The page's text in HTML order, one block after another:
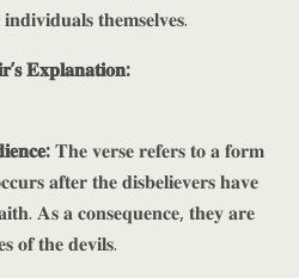
𝐭𝐡𝐞𝐦𝐬𝐞𝐥𝐯𝐞𝐬.
𝐄𝐱𝐩𝐥𝐚𝐧𝐚𝐭𝐢𝐨𝐧:
𝐓𝐡𝐞 𝐯𝐞𝐫𝐬𝐞 𝐫𝐞𝐟𝐞𝐫𝐬 𝐭𝐨 𝐚 𝐟𝐨𝐫𝐦
𝐚𝐟𝐭𝐞𝐫 𝐭𝐡𝐞 𝐝𝐢𝐬𝐛𝐞𝐥𝐢𝐞𝐯𝐞𝐫𝐬 𝐡𝐚𝐯𝐞
𝐀𝐬 𝐚 𝐜𝐨𝐧𝐬𝐞𝐪𝐮𝐞𝐧𝐜𝐞, 𝐭𝐡𝐞𝐲 𝐚𝐫𝐞
𝐨𝐟 𝐭𝐡𝐞 𝐝𝐞𝐯𝐢𝐥𝐬.